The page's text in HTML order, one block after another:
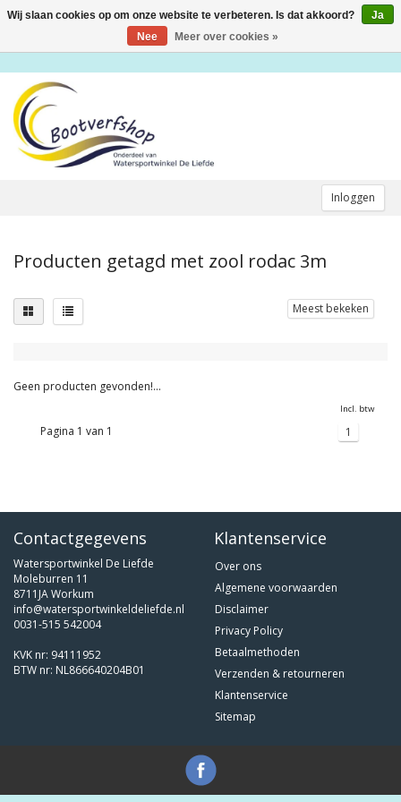
Inloggen
Toggle
Producten getagd met zool rodac 3m
Meest bekeken
Geen producten gevonden!...
Incl. btw
Pagina 1 van 1 1
Contactgegevens
Watersportwinkel De Liefde
Moleburren 11
8711JA Workum
info@watersportwinkeldeliefde.nl
0031-515 542004
KVK nr: 94111952
BTW nr: NL866640204B01
Klantenservice
Over ons
Algemene voorwaarden
Disclaimer
Privacy Policy
Betaalmethoden
Verzenden & retourneren
Klantenservice
Sitemap
Wij slaan cookies op om onze website te verbeteren. Is dat akkoord?
Ja
Nee
Meer over cookies »